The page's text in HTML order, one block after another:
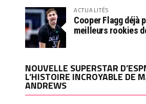
ACTUALITÉS
Cooper Flagg déjà
meilleurs rookies
NOUVELLE SUPERSTAR
L’HISTOIRE INCROYABLE DE
ANDREWS